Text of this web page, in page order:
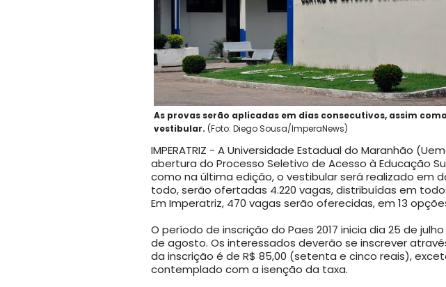
As provas serão aplicadas em dias consecutivos, assim
vestibular. (Foto: Diego Sousa/ImperaNews)
IMPERATRIZ - A Universidade Estadual do Maranhão
abertura do Processo Seletivo de Acesso à Educação
como na última edição, o vestibular será realizado em
todo, serão ofertadas 4.220 vagas, distribuídas em
Em Imperatriz, 470 vagas serão oferecidas, em 13
O período de inscrição do Paes 2017 inicia dia 25 de
de agosto. Os interessados deverão se inscrever
da inscrição é de R$ 85,00 (setenta e cinco reais),
contemplado com a isenção da taxa.